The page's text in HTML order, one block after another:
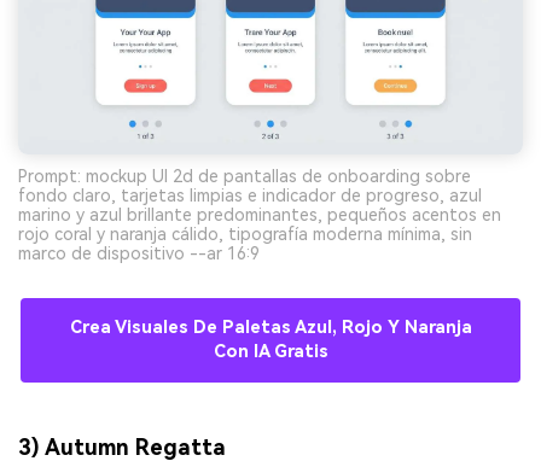
Prompt: mockup UI 2d de pantallas de onboarding sobre
fondo claro, tarjetas limpias e indicador de progreso, azul
marino y azul brillante predominantes, pequeños acentos en
rojo coral y naranja cálido, tipografía moderna mínima, sin
marco de dispositivo --ar 16:9
Crea Visuales De Paletas Azul, Rojo Y Naranja
Con IA Gratis
3) Autumn Regatta